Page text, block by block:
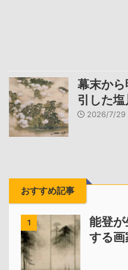
幕末か
引した
2026/7/29
おすすめ記事
1
能登
する画